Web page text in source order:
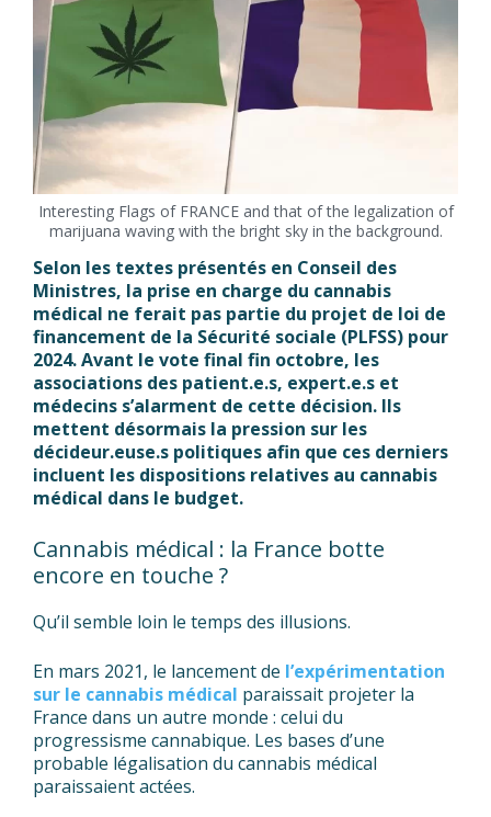
Interesting Flags of FRANCE and that of the legalization of
marijuana waving with the bright sky in the background.
Selon les textes présentés en Conseil des
Ministres, la prise en charge du cannabis
médical ne ferait pas partie du projet de loi de
financement de la Sécurité sociale (PLFSS) pour
2024. Avant le vote final fin octobre, les
associations des patient.e.s, expert.e.s et
médecins s’alarment de cette décision. Ils
mettent désormais la pression sur les
décideur.euse.s politiques afin que ces derniers
incluent les dispositions relatives au cannabis
médical dans le budget.
Cannabis médical : la France botte
encore en touche ?
Qu’il semble loin le temps des illusions.
En mars 2021, le lancement de l’expérimentation
sur le cannabis médical paraissait projeter la
France dans un autre monde : celui du
progressisme cannabique. Les bases d’une
probable légalisation du cannabis médical
paraissaient actées.